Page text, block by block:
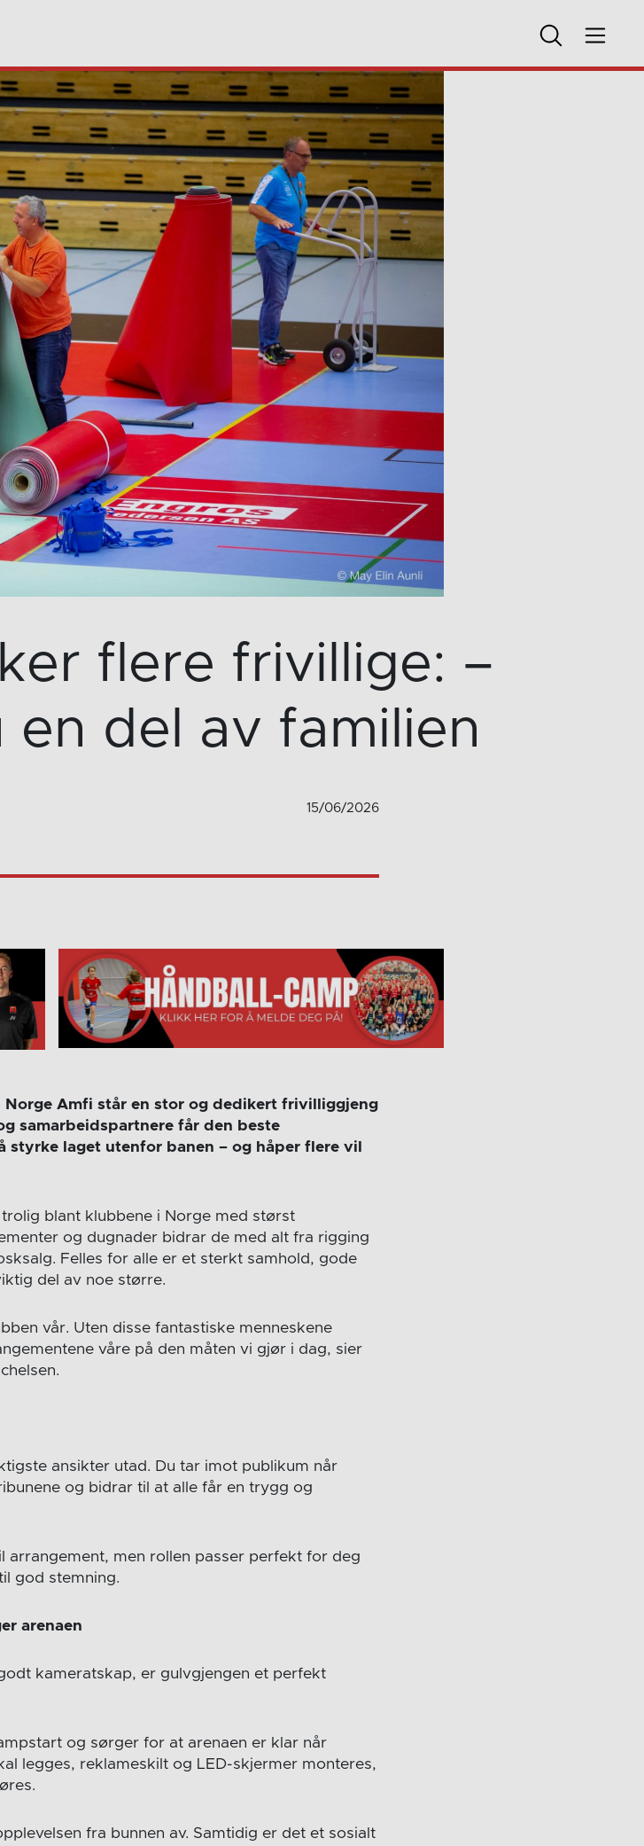
flere frivillige: –
en del av familien
15/06/2026
Norge Amfi står en stor og dedikert frivilliggjeng
samarbeidspartnere får den beste
styrke laget utenfor banen – og håper flere vil
blant klubbene i Norge med størst
og dugnader bidrar de med alt fra rigging
Felles for alle er et sterkt samhold, gode
del av noe større.
vår. Uten disse fantastiske menneskene
våre på den måten vi gjør i dag, sier
ansikter utad. Du tar imot publikum når
og bidrar til at alle får en trygg og
arrangement, men rollen passer perfekt for deg
god stemning.
arenaen
kameratskap, er gulvgjengen et perfekt
og sørger for at arenaen er klar når
legges, reklameskilt og LED-skjermer monteres,
fra bunnen av. Samtidig er det et sosialt